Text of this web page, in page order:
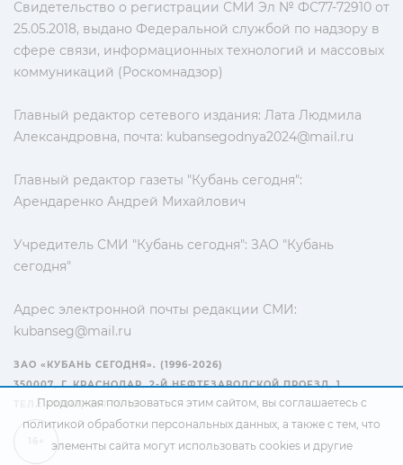
Свидетельство о регистрации СМИ Эл № ФС77-72910 от
25.05.2018, выдано Федеральной службой по надзору в
сфере связи, информационных технологий и массовых
коммуникаций (Роскомнадзор)
Главный редактор сетевого издания: Лата Людмила
Александровна, почта: kubansegodnya2024@mail.ru
Главный редактор газеты "Кубань сегодня":
Арендаренко Андрей Михайлович
Учредитель СМИ "Кубань сегодня": ЗАО "Кубань
сегодня"
Адрес электронной почты редакции СМИ:
kubanseg@mail.ru
ЗАО «КУБАНЬ СЕГОДНЯ». (1996-2026)
350007, Г. КРАСНОДАР, 2-Й НЕФТЕЗАВОДСКОЙ ПРОЕЗД, 1
ТЕЛ.: +7(861) 267-15-15
Продолжая пользоваться этим сайтом, вы соглашаетесь с
политикой обработки персональных данных, а также с тем, что
элементы сайта могут использовать cookies и другие